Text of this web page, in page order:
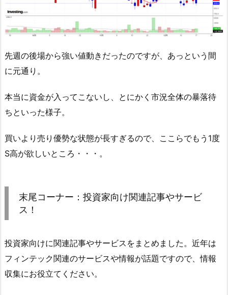
先週の後場から強い値動きだったのですが、あっという間
に元通り。
本当に資金が入ってこないし、とにかく市況全体の暴落待
ちといった様子。
買いより売り優勢な状態が長すぎるので、ここらでもう1度
S高が欲しいところ・・・。
末尾コーナー：投資家向け関連記事やサービ
ス！
投資家向けに関連記事やサービスをまとめました。近年は
フィンテック関連のサービスや情報が話題ですので、情報
収集にお役立てください。